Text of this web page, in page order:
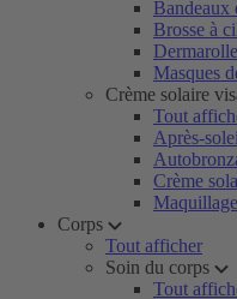
Bandeaux
Brosse à
Masques
Crème solaire
Tout
Après-
Crème
Corps
Tout afficher
Soin du corps
Tout